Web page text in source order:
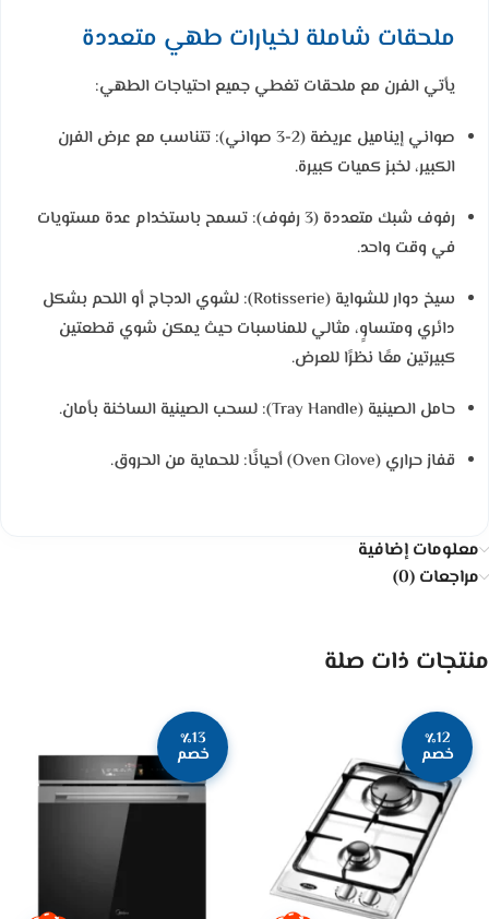
ملحقات شاملة لخيارات طهي متعددة
يأتي الفرن مع ملحقات تغطي جميع احتياجات الطهي:
صواني إيناميل عريضة (2-3 صواني):
تتناسب مع عرض الفرن
الكبير، لخبز كميات كبيرة.
رفوف شبك متعددة (3 رفوف):
تسمح باستخدام عدة مستويات
في وقت واحد.
سيخ دوار للشواية (Rotisserie):
لشوي الدجاج أو اللحم بشكل
دائري ومتساوٍ، مثالي للمناسبات حيث يمكن شوي قطعتين
كبيرتين معًا نظرًا للعرض.
حامل الصينية (Tray Handle): لسحب الصينية الساخنة بأمان.
قفاز حراري (Oven Glove) أحيانًا: للحماية من الحروق.
معلومات إضافية
مراجعات (0)
منتجات ذات صلة
٪12
خصم
٪13
خصم